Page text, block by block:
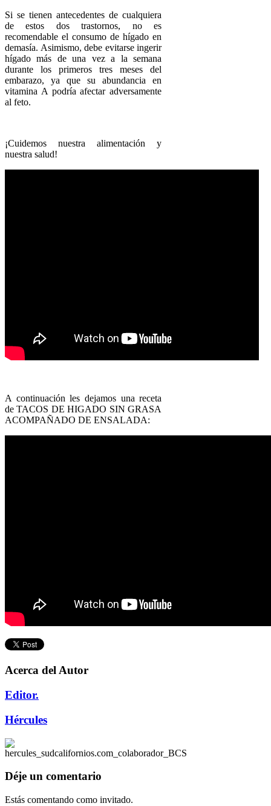
Si se tienen antecedentes de cualquiera
de estos dos trastornos, no es
recomendable el consumo de hígado en
demasía. Asimismo, debe evitarse ingerir
hígado más de una vez a la semana
durante los primeros tres meses del
embarazo, ya que su abundancia en
vitamina A podría afectar adversamente
al feto.
¡Cuidemos nuestra alimentación y
nuestra salud!
A continuación les dejamos una receta
de TACOS DE HIGADO SIN GRASA
ACOMPAÑADO DE ENSALADA:
Acerca del Autor
Editor.
Hércules
Déje un comentario
Estás comentando como invitado.